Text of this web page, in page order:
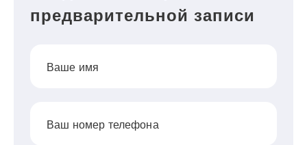
предварительной записи
Ваше имя
Ваш номер телефона